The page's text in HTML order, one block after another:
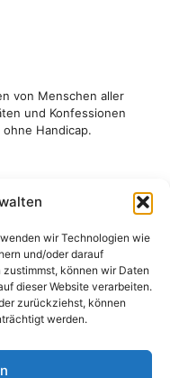
wir Technologien wie
und/oder darauf
können wir Daten
dieser Website verarbeiten.
zurückziehst, können
werden.
von Menschen aller
und Konfessionen
Handicap.